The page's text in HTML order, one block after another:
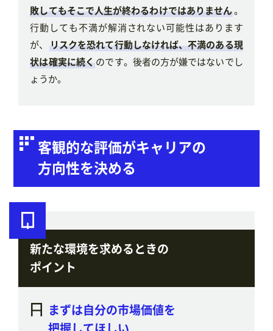
敗してもそこで人生が終わるわけではありません。
行動しても不満が解消されない可能性はあります
が、
リスクを恐れて行動しなければ、不満のある現
状は確実に続くのです。後者の方が嫌ではないでし
ょうか。
客観的な評価がキャリアの
方向性を決める
新たな環境を求めるときの
ポイント
まずは自分の市場価値を
把握してほしい